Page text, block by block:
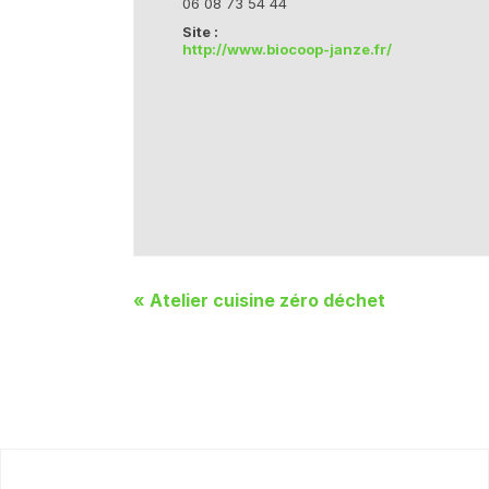
Site :
http://www.biocoop-janze.fr/
« Atelier cuisine zéro déchet